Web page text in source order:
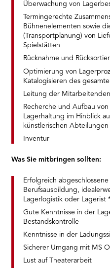
Überwachung von
Termingerechte
Bühnenelementen sowie
(Transportplanung) von
Spielstätten
Rücknahme und
Optimierung von
Katalogisieren des
Leitung der Mitarbeitenden
Recherche und Aufbau
Lagerhaltung im Hinblick
künstlerischen Abteilungen
Inventur
Was Sie mitbringen sollten:
Erfolgreich
Berufsausbildung,
Lagerlogistik oder Lagerist
Gute Kenntnisse in der
Bestandskontrolle
Kenntnisse in der
Sicherer Umgang mit MS
Lust auf Theaterarbeit